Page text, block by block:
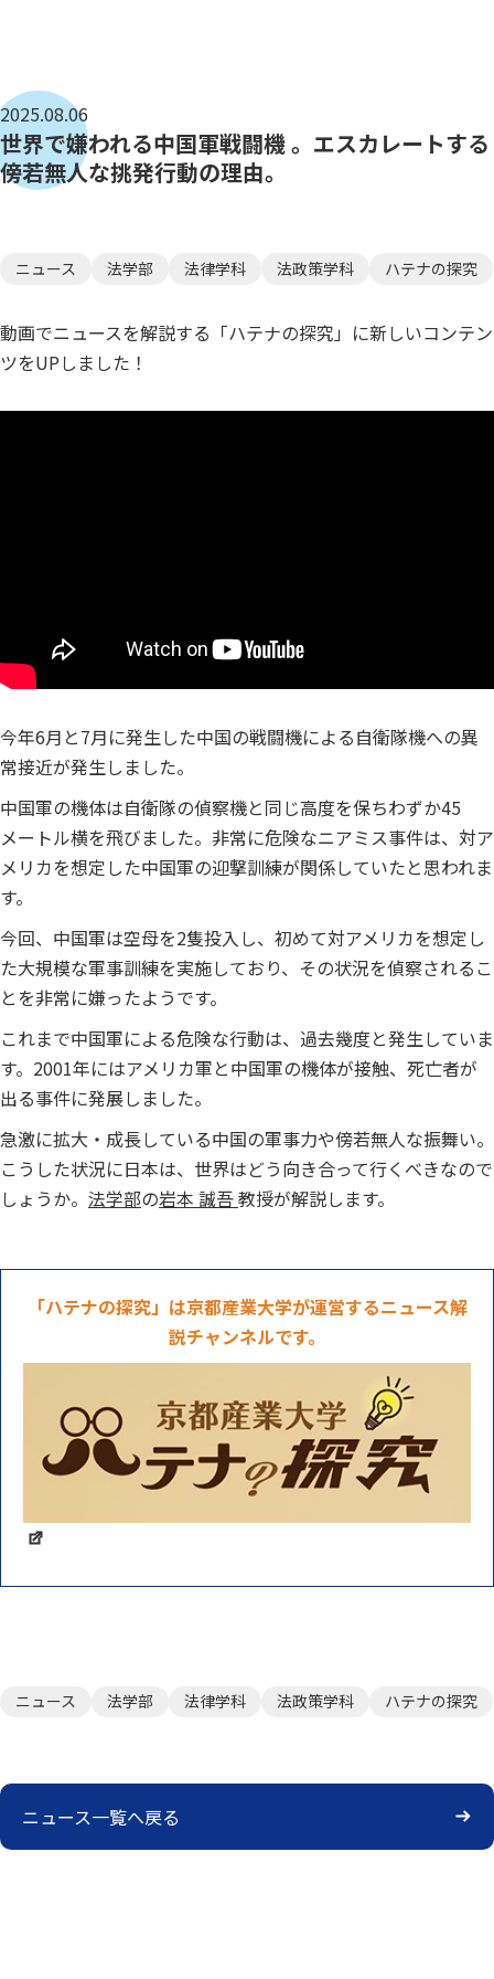
2025.08.06
世界で嫌われる中国軍戦闘機 。エスカレートする
傍若無人な挑発行動の理由。
ニュース 法学部 法律学科 法政策学科 ハテナの探究
動画でニュースを解説する「ハテナの探究」に新しいコンテン
ツをUPしました！
今年6月と7月に発生した中国の戦闘機による自衛隊機への異
常接近が発生しました。
中国軍の機体は自衛隊の偵察機と同じ高度を保ちわずか45
メートル横を飛びました。非常に危険なニアミス事件は、対ア
メリカを想定した中国軍の迎撃訓練が関係していたと思われま
す。
今回、中国軍は空母を2隻投入し、初めて対アメリカを想定し
た大規模な軍事訓練を実施しており、その状況を偵察されるこ
とを非常に嫌ったようです。
これまで中国軍による危険な行動は、過去幾度と発生していま
す。2001年にはアメリカ軍と中国軍の機体が接触、死亡者が
出る事件に発展しました。
急激に拡大・成長している中国の軍事力や傍若無人な振舞い。
こうした状況に日本は、世界はどう向き合って行くべきなので
しょうか。 法学部の岩本 誠吾教授が解説します。
「ハテナの探究」は京都産業大学が運営するニュース解
説チャンネルです。
ニュース 法学部 法律学科 法政策学科 ハテナの探究
ニュース一覧へ戻る